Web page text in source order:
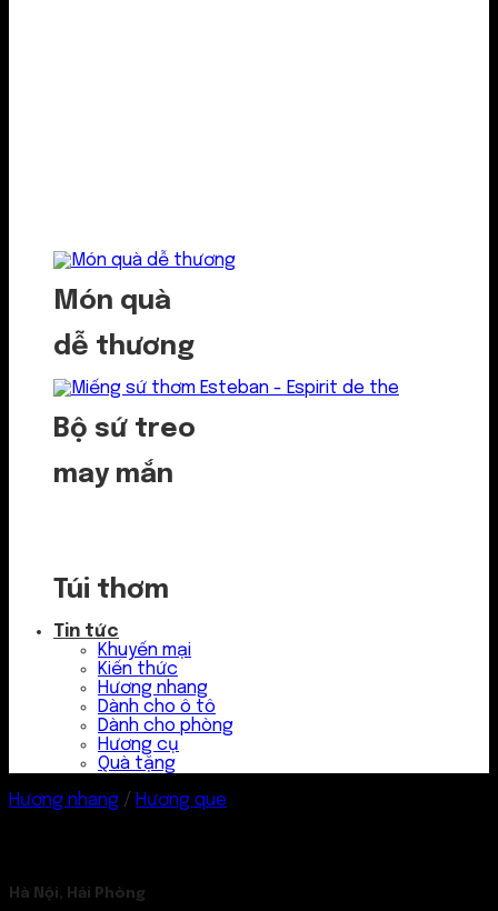
Món quà
dễ thương
Bộ sứ treo
may mắn
Túi thơm
Tin tức
Khuyến mại
Kiến thức
Hương nhang
Dành cho ô tô
Dành cho phòng
Hương cụ
Quà tặng
Hương nhang / Hương que
Hà Nội, Hải Phòng